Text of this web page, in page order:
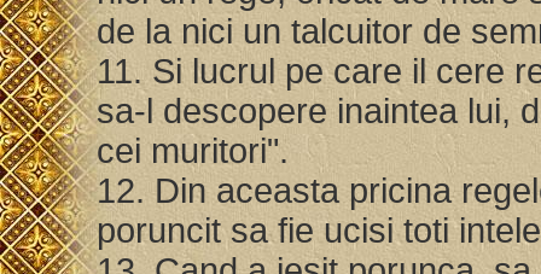
de la nici un talcuitor de
11. Si lucrul pe care il cere
sa-l descopere inaintea lui,
cei muritori".
12. Din aceasta pricina
poruncit sa fie ucisi toti